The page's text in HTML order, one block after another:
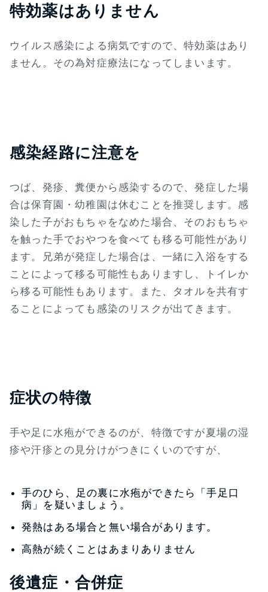
特効薬はありません
ウイルス感染による病気ですので、特効薬はあり
ません。その為対症療法になってしまいます。
感染経路に注意を
つば、発疹、糞便から感染するので、発症した場
合は保育園・幼稚園は休むことを推奨します。感
染した子がおもちゃをなめた場合、そのおもちゃ
を触った手でおやつを食べても移る可能性があり
ます。兄弟が発症した場合は、一緒に入浴をする
ことによって移る可能性もありますし、トイレか
ら移る可能性もあります。また、タオルを共有す
ることによっても感染のリスクが出てきます。
症状の特徴
手や足に水疱ができるのが、特徴ですが夏場の湿
疹や汗疹との見分けがつきにくいのですが、
手のひら、足の裏に水疱ができたら「手足口
病」を疑いましょう。
発熱はある場合と無い場合があります。
高熱が続くことはあまりありません
後遺症・合併症